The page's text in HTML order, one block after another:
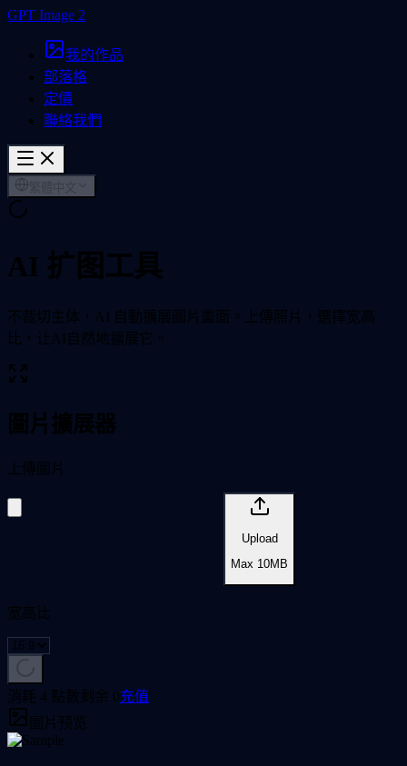
GPT Image 2
我的作品
部落格
定價
聯絡我們
繁體中文
AI 扩图工具
不裁切主体，AI 自動擴展圖片畫面。上傳照片，選擇宽高
比，让AI自然地擴展它。
圖片擴展器
上傳圖片
Upload
Max 10MB
宽高比
消耗 4 點數剩余 0充值
圖片预览